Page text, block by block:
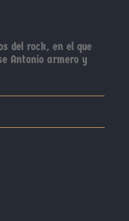
del rock, en el que
Antonio armero y